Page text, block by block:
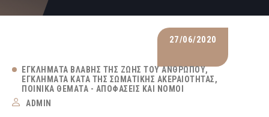
27/06/2020
ΕΓΚΛΉΜΑΤΑ ΒΛΆΒΗΣ ΤΗΣ ΖΩΉΣ ΤΟΥ ΑΝΘΡΏΠΟΥ
ΕΓΚΛΉΜΑΤΑ ΚΑΤΆ ΤΗΣ ΣΩΜΑΤΙΚΉΣ ΑΚΕΡΑΙΌΤΗΤΑΣ
ΠΟΙΝΙΚΆ ΘΈΜΑΤΑ - ΑΠΟΦΆΣΕΙΣ ΚΑΙ ΝΌΜΟΙ
ADMIN